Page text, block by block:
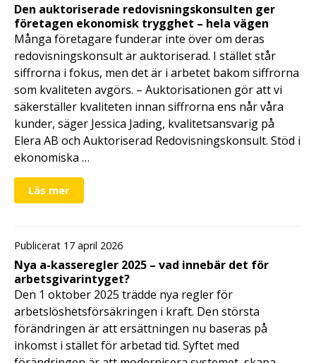
Den auktoriserade redovisningskonsulten ger
företagen ekonomisk trygghet – hela vägen
Många företagare funderar inte över om deras
redovisningskonsult är auktoriserad. I stället står
siffrorna i fokus, men det är i arbetet bakom siffrorna
som kvaliteten avgörs. – Auktorisationen gör att vi
säkerställer kvaliteten innan siffrorna ens når våra
kunder, säger Jessica Jading, kvalitetsansvarig på
Elera AB och Auktoriserad Redovisningskonsult. Stöd i
ekonomiska …
Läs mer
Publicerat 17 april 2026
Nya a-kasseregler 2025 – vad innebär det för
arbetsgivarintyget?
Den 1 oktober 2025 trädde nya regler för
arbetslöshetsförsäkringen i kraft. Den största
förändringen är att ersättningen nu baseras på
inkomst i stället för arbetad tid. Syftet med